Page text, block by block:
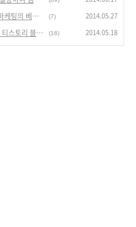
중소기업의 블로그 마케팅 [2] 온라인 마케팅의 베이스로서의 블로그 마케팅 (7) 2014.05.27
블로그 마케팅을 위한 네이버 블로그와 티스토리 블로그의 장점과 단점 (16) 2014.05.18